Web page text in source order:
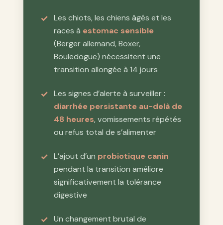
Les chiots, les chiens âgés et les
races à estomac sensible
(Berger allemand, Boxer,
Bouledogue) nécessitent une
transition allongée à 14 jours
Les signes d’alerte à surveiller :
diarrhée persistante au-delà de
48 heures, vomissements répétés
ou refus total de s’alimenter
L’ajout d’un probiotique canin
pendant la transition améliore
significativement la tolérance
digestive
Un changement brutal de